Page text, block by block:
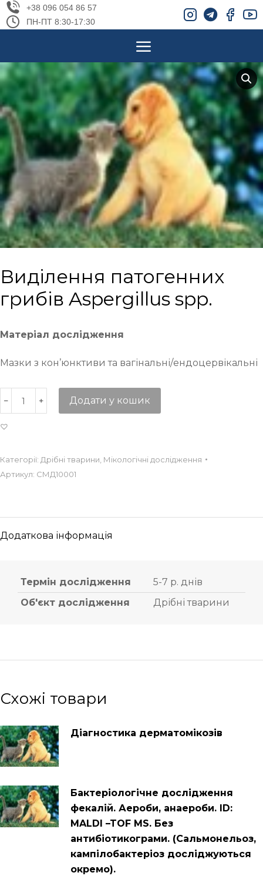
+38 096 054 86 57
ПН-ПТ 8:30-17:30
Виділення патогенних
грибів Aspergillus spp.
Матеріал дослідження
Мазки з кон’юнктиви та вагінальні/ендоцервікальні
Додати у кошик
Категорії: Дрібні тварини Мікологічні дослідження
Артикул: СМД10001
Додаткова інформація
Термін дослідження
5-7 р. днів
Об'єкт дослідження
Дрібні тварини
Схожі товари
Діагностика дерматомікозів
Бактеріологічне дослідження
фекалій. Аероби, анаероби. ID:
MALDI –TOF MS. Без
антибіотикограми. (Сальмонельоз,
кампілобактеріоз досліджуються
окремо).